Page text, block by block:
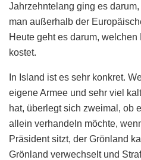
Jahrzehntelang ging es
man außerhalb der
Heute geht es darum,
kostet.
In Island ist es sehr konkret.
eigene Armee und sehr viel
hat, überlegt sich zweimal, ob
allein verhandeln möchte,
Präsident sitzt, der Grönland
Grönland verwechselt und